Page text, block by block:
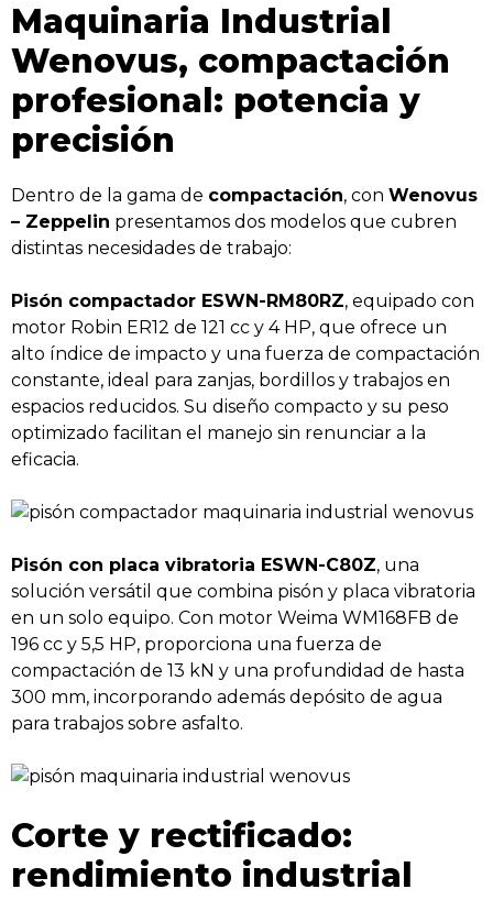
Maquinaria Industrial
Wenovus, compactación
profesional: potencia y
precisión
Dentro de la gama de compactación, con Wenovus
– Zeppelin presentamos dos modelos que cubren
distintas necesidades de trabajo:
Pisón compactador ESWN-RM80RZ, equipado con
motor Robin ER12 de 121 cc y 4 HP, que ofrece un
alto índice de impacto y una fuerza de compactación
constante, ideal para zanjas, bordillos y trabajos en
espacios reducidos. Su diseño compacto y su peso
optimizado facilitan el manejo sin renunciar a la
eficacia.
Pisón con placa vibratoria ESWN-C80Z, una
solución versátil que combina pisón y placa vibratoria
en un solo equipo. Con motor Weima WM168FB de
196 cc y 5,5 HP, proporciona una fuerza de
compactación de 13 kN y una profundidad de hasta
300 mm, incorporando además depósito de agua
para trabajos sobre asfalto.
Corte y rectificado:
rendimiento industrial